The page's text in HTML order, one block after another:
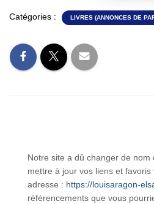
Catégories : LIVRES (ANNONCES DE
Notre site a dû changer de nom
mettre à jour vos liens et
adresse : https://louisaragon-
référencements que vous